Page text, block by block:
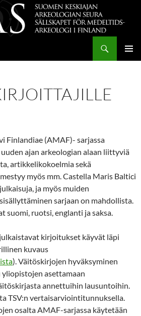
Finlandiae (AMAF)- sarjassa
ajan arkeologian alaan liittyviä
artikkelikokoelmia sekä
myös mm. Castella Maris Baltici
ja myös muiden
sarjaan on mahdollista.
suomi, ruotsi, englanti ja saksa.
kirjoitukset käyvät läpi
kuvaus
). Väitöskirjojen hyväksyminen
asettamaan
annettuihin lausuntoihin.
TSV:n vertaisarviointitunnuksella.
osalta AMAF-sarjassa käytetään